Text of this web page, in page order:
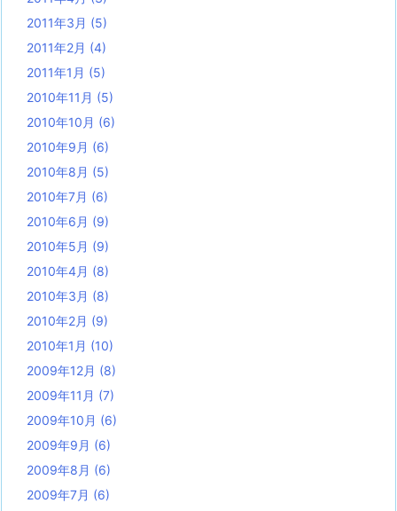
2011年3月 (5)
2011年2月 (4)
2011年1月 (5)
2010年11月 (5)
2010年10月 (6)
2010年9月 (6)
2010年8月 (5)
2010年7月 (6)
2010年6月 (9)
2010年5月 (9)
2010年4月 (8)
2010年3月 (8)
2010年2月 (9)
2010年1月 (10)
2009年12月 (8)
2009年11月 (7)
2009年10月 (6)
2009年9月 (6)
2009年8月 (6)
2009年7月 (6)